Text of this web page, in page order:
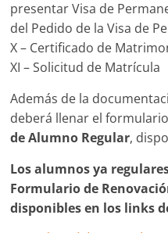
presentar Visa de
del Pedido de la Visa de
X – Certificado de
XI – Solicitud de Matrícula
Además de la
deberá llenar el formulario
de Alumno Regular,
Los alumnos ya
Formulario de
disponibles en los links